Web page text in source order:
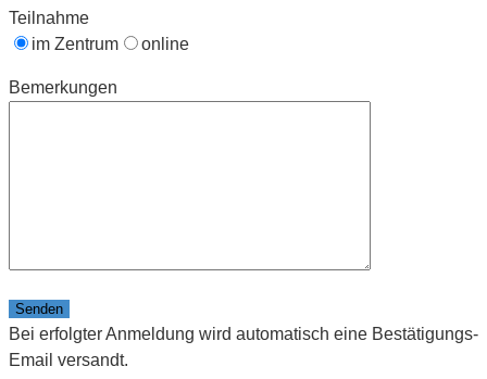
Teilnahme
im Zentrum
online
Bemerkungen
Bitte lasse dieses Feld leer.
Bei erfolgter Anmeldung wird automatisch eine Bestätigungs-
Email versandt.